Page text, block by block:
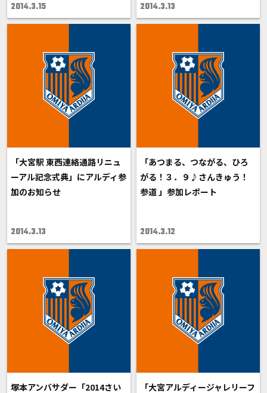
2014.3.15 2014.3.13
「大宮駅 東西連絡通路リニュ
ーアル記念式典」にアルディ参
加のお知らせ
2014.3.13
「あつまる、つながる、ひろ
がる！３．９♪さんきゅう！
参道 」参加レポート
2014.3.12
塚本アンバサダー「2014さい 「大宮アルディージャレリーフ